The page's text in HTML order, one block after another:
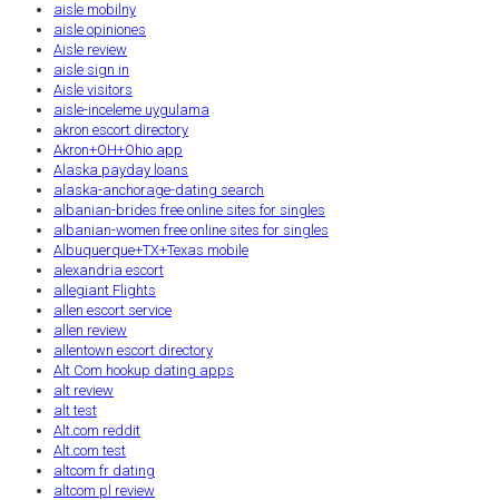
aisle mobilny
aisle opiniones
Aisle review
aisle sign in
Aisle visitors
aisle-inceleme uygulama
akron escort directory
Akron+OH+Ohio app
Alaska payday loans
alaska-anchorage-dating search
albanian-brides free online sites for singles
albanian-women free online sites for singles
Albuquerque+TX+Texas mobile
alexandria escort
allegiant Flights
allen escort service
allen review
allentown escort directory
Alt Com hookup dating apps
alt review
alt test
Alt.com reddit
Alt.com test
altcom fr dating
altcom pl review